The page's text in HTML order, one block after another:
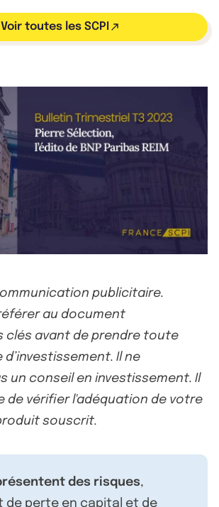
Voir toutes les SCPI
publicitaire.
au document
clés avant de prendre toute
Il ne
un conseil en investissement. Il
de vérifier l'adéquation de votre
souscrit.
des risques,
de perte en capital et de